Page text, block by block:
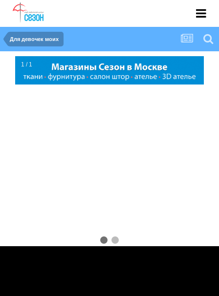
Для девочек моих
1 / 1